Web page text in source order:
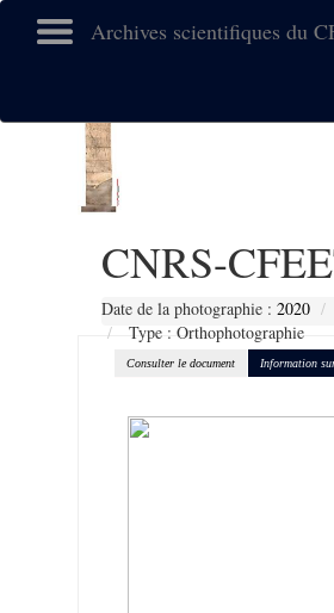
Archives scientifiques du
CNRS-
Date de la photographie : 2020
Type : Orthophotographie
Consulter le document Information